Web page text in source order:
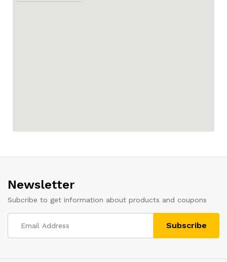
Newsletter
Subcribe to get information about products and coupons